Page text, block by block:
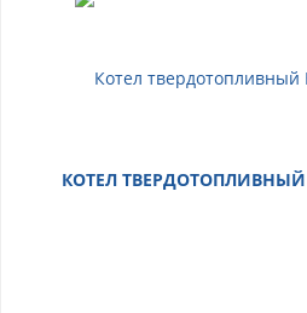
КОТЕЛ ТВЕРДОТОПЛИВНЫЙ